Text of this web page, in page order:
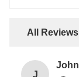
All Reviews
J
John